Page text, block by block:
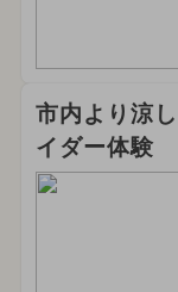
市内より涼
イダー体験